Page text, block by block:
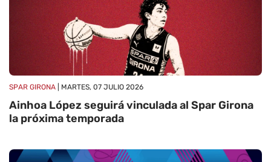
SPAR GIRONA | MARTES, 07 JULIO 2026
Ainhoa ​​López seguirá vinculada al Spar Girona
la próxima temporada